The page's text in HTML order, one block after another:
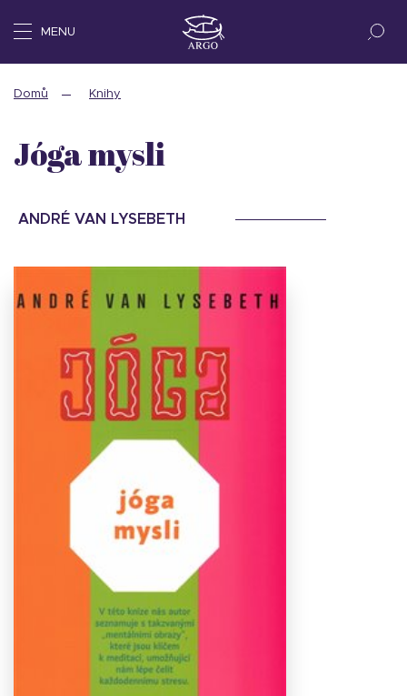
MENU
Domů Knihy
Jóga mysli
ANDRÉ VAN LYSEBETH